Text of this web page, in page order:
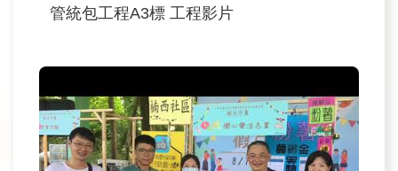
管統包工程A3標 工程影片